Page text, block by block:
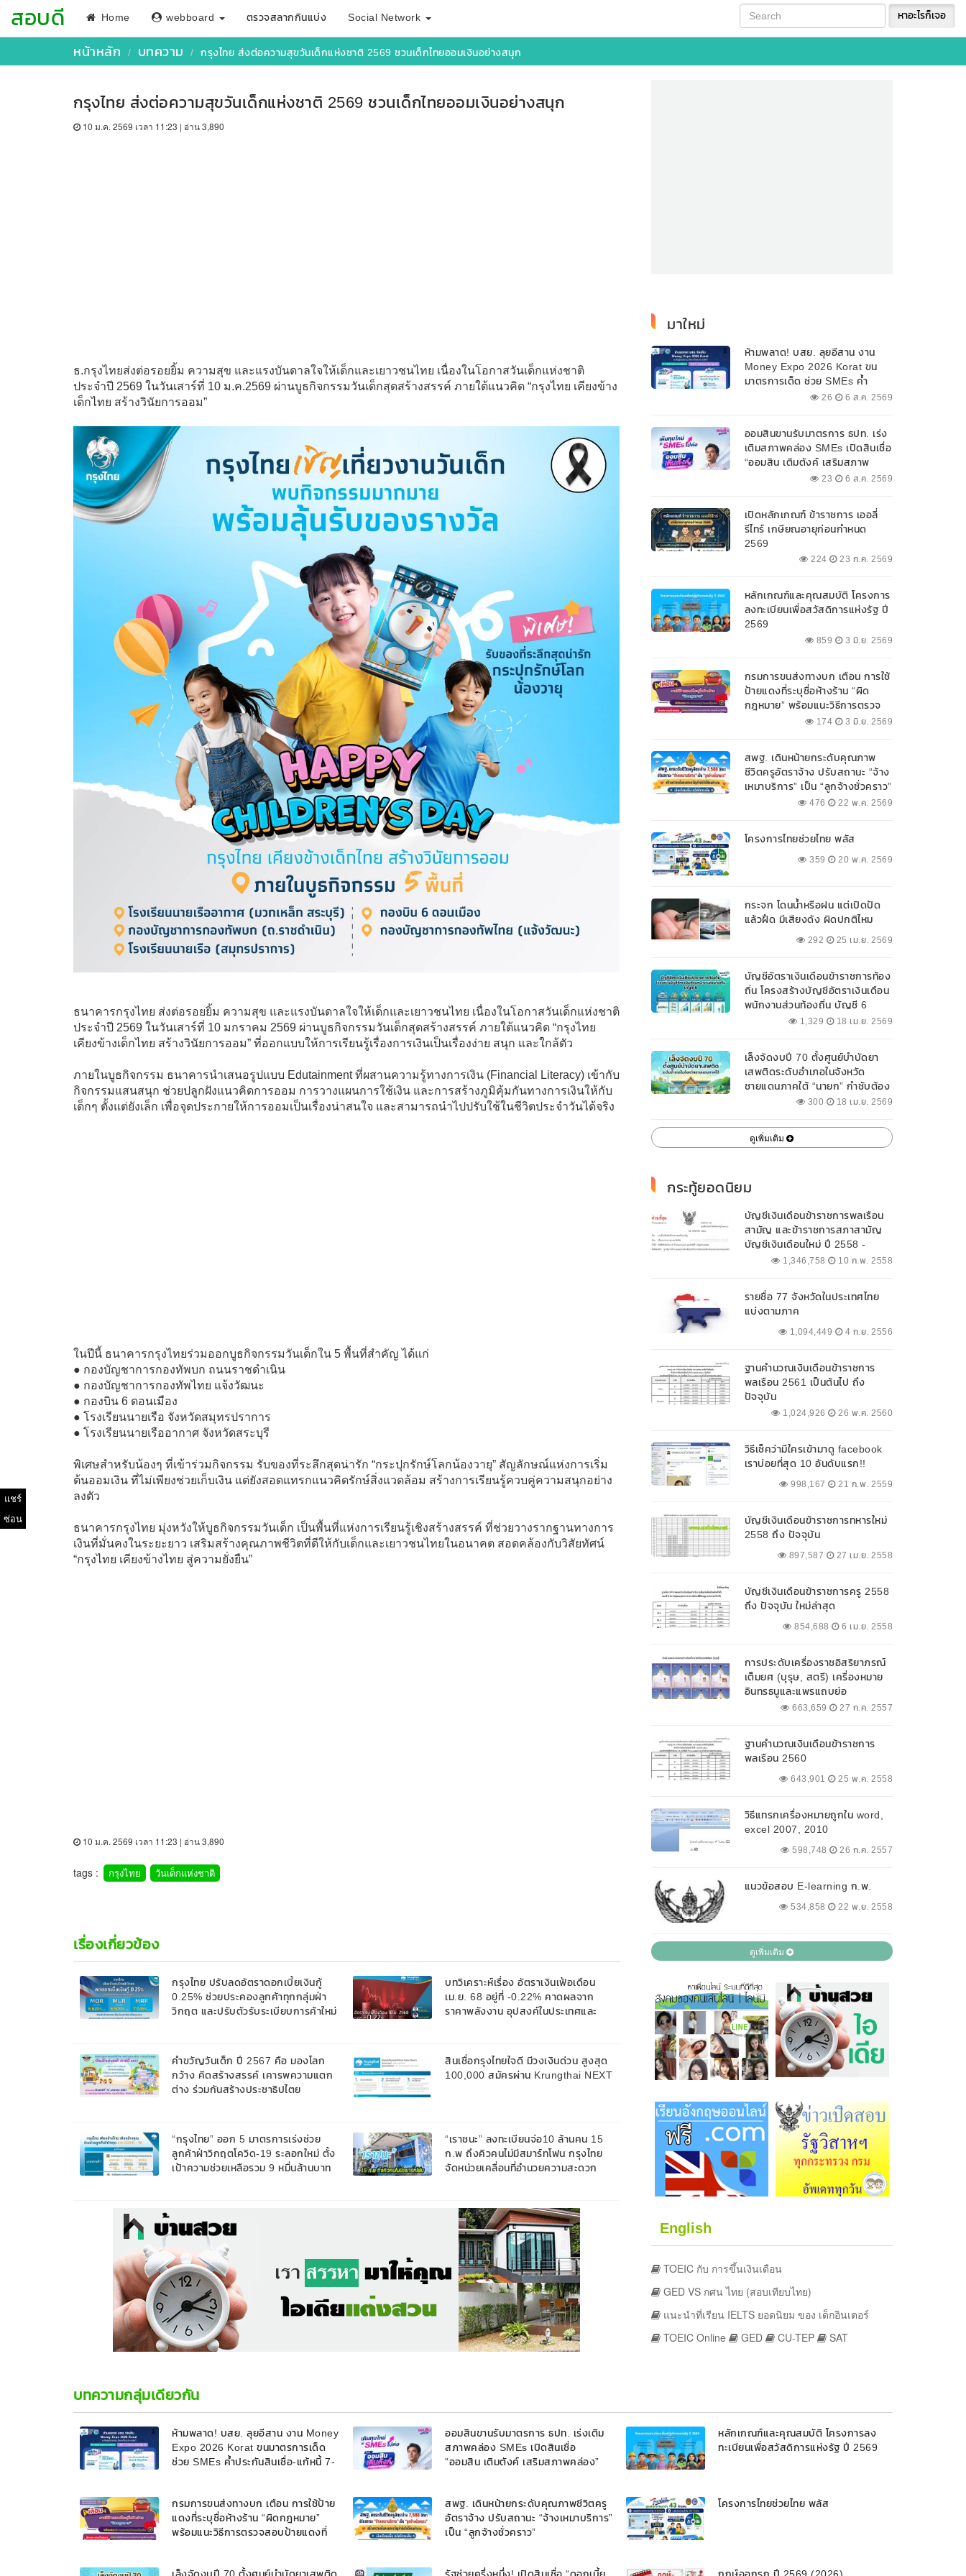
สอบดี Home webboard ตรวจสลากกินแบ่ง Social Network หาอะไรก็เจอ
หน้าหลัก บทความ กรุงไทย ส่งต่อความสุขวันเด็กแห่งชาติ 2569 ชวนเด็กไทยออมเงินอย่างสนุก
กรุงไทย ส่งต่อความสุขวันเด็กแห่งชาติ 2569 ชวนเด็กไทยออมเงินอย่างสนุก
10 ม.ค. 2569 เวลา 11:23 | อ่าน 3,890
ธ.กรุงไทยส่งต่อรอยยิ้ม ความสุข และแรงบันดาลใจให้เด็กและเยาวชนไทย เนื่องในโอกาสวันเด็กแห่งชาติ
ประจำปี 2569 ในวันเสาร์ที่ 10 ม.ค.2569 ผ่านบูธกิจกรรมวันเด็กสุดสร้างสรรค์ ภายใต้แนวคิด “กรุงไทย เคียงข้าง
เด็กไทย สร้างวินัยการออม”
ธนาคารกรุงไทย ส่งต่อรอยยิ้ม ความสุข และแรงบันดาลใจให้เด็กและเยาวชนไทย เนื่องในโอกาสวันเด็กแห่งชาติ
ประจำปี 2569 ในวันเสาร์ที่ 10 มกราคม 2569 ผ่านบูธกิจกรรมวันเด็กสุดสร้างสรรค์ ภายใต้แนวคิด “กรุงไทย
เคียงข้างเด็กไทย สร้างวินัยการออม” ที่ออกแบบให้การเรียนรู้เรื่องการเงินเป็นเรื่องง่าย สนุก และใกล้ตัว
ภายในบูธกิจกรรม ธนาคารนำเสนอรูปแบบ Edutainment ที่ผสานความรู้ทางการเงิน (Financial Literacy) เข้ากับ
กิจกรรมแสนสนุก ช่วยปลูกฝังแนวคิดการออม การวางแผนการใช้เงิน และการสร้างภูมิคุ้มกันทางการเงินให้กับ
เด็กๆ ตั้งแต่ยังเล็ก เพื่อจุดประกายให้การออมเป็นเรื่องน่าสนใจ และสามารถนำไปปรับใช้ในชีวิตประจำวันได้จริง
ในปีนี้ ธนาคารกรุงไทยร่วมออกบูธกิจกรรมวันเด็กใน 5 พื้นที่สำคัญ ได้แก่
● กองบัญชาการกองทัพบก ถนนราชดำเนิน
● กองบัญชาการกองทัพไทย แจ้งวัฒนะ
● กองบิน 6 ดอนเมือง
● โรงเรียนนายเรือ จังหวัดสมุทรปราการ
● โรงเรียนนายเรืออากาศ จังหวัดสระบุรี
พิเศษสำหรับน้องๆ ที่เข้าร่วมกิจกรรม รับของที่ระลึกสุดน่ารัก “กระปุกรักษ์โลกน้องวายุ” สัญลักษณ์แห่งการเริ่ม
ต้นออมเงิน ที่ไม่เพียงช่วยเก็บเงิน แต่ยังสอดแทรกแนวคิดรักษ์สิ่งแวดล้อม สร้างการเรียนรู้ควบคู่ความสนุกอย่าง
ลงตัว
ธนาคารกรุงไทย มุ่งหวังให้บูธกิจกรรมวันเด็ก เป็นพื้นที่แห่งการเรียนรู้เชิงสร้างสรรค์ ที่ช่วยวางรากฐานทางการ
เงินที่มั่นคงในระยะยาว เสริมสร้างคุณภาพชีวิตที่ดีให้กับเด็กและเยาวชนไทยในอนาคต สอดคล้องกับวิสัยทัศน์
“กรุงไทย เคียงข้างไทย สู่ความยั่งยืน”
10 ม.ค. 2569 เวลา 11:23 | อ่าน 3,890
tags : กรุงไทย วันเด็กแห่งชาติ
เรื่องเกี่ยวข้อง
กรุงไทย ปรับลดอัตราดอกเบี้ยเงินกู้
0.25% ช่วยประคองลูกค้าทุกกลุ่มฝ่า
วิกฤต และปรับตัวรับระเบียบการค้าใหม่
บทวิเคราะห์เรื่อง อัตราเงินเฟ้อเดือน
เม.ย. 68 อยู่ที่ -0.22% คาดผลจาก
ราคาพลังงาน อุปสงค์ในประเทศและ
คำขวัญวันเด็ก ปี 2567 คือ มองโลก
กว้าง คิดสร้างสรรค์ เคารพความแตก
ต่าง ร่วมกันสร้างประชาธิปไตย
สินเชื่อกรุงไทยใจดี มีวงเงินด่วน สูงสุด
100,000 สมัครผ่าน Krungthai NEXT
“กรุงไทย” ออก 5 มาตรการเร่งช่วย
ลูกค้าฝ่าวิกฤตโควิด-19 ระลอกใหม่ ตั้ง
เป้าความช่วยเหลือรวม 9 หมื่นล้านบาท
“เราชนะ” ลงทะเบียนจ่อ10 ล้านคน 15
ก.พ ถึงคิวคนไม่มีสมาร์ทโฟน กรุงไทย
จัดหน่วยเคลื่อนที่อำนวยความสะดวก
แชร์
ซ่อน
มาใหม่
ห้ามพลาด! บสย. ลุยอีสาน งาน
Money Expo 2026 Korat ขน
มาตรการเด็ด ช่วย SMEs ค้ำ
ประกันสินเชื่อ-แก้หนี้ 7-9 ส.ค. 69
26 6 ส.ค. 2569
ออมสินขานรับมาตรการ ธปท. เร่ง
เติมสภาพคล่อง SMEs เปิดสินเชื่อ
“ออมสิน เติมตังค์ เสริมสภาพ
คล่อง” วงเงินรวม 2,000
วงเงินกู้สูงสุด 100% ของหลัก
ประกัน ผ่อนนานสูงสุด 10 ปี
23 6 ส.ค. 2569
เปิดหลักเกณฑ์ ข้าราชการ เออลี่
รีไทร์ เกษียณอายุก่อนกำหนด
2569
224 23 ก.ค. 2569
หลักเกณฑ์และคุณสมบัติ โครงการ
ลงทะเบียนเพื่อสวัสดิการแห่งรัฐ ปี
2569
859 3 มิ.ย. 2569
กรมการขนส่งทางบก เตือน การใช้
ป้ายแดงที่ระบุชื่อห้างร้าน “ผิด
กฎหมาย” พร้อมแนะวิธีการตรวจ
สอบป้ายแดงที่ถูกต้อง
174 3 มิ.ย. 2569
สพฐ. เดินหน้ายกระดับคุณภาพ
ชีวิตครูอัตราจ้าง ปรับสถานะ “จ้าง
เหมาบริการ” เป็น “ลูกจ้างชั่วคราว”
476 22 พ.ค. 2569
โครงการไทยช่วยไทย พลัส
359 20 พ.ค. 2569
กระจก โดนน้ำหรือฝน แต่เปิดปัด
แล้วฝืด มีเสียงดัง ผิดปกติไหม
292 25 เม.ย. 2569
บัญชีอัตราเงินเดือนข้าราชการท้อง
ถิ่น โครงสร้างบัญชีอัตราเงินเดือน
พนักงานส่วนท้องถิ่น บัญชี 6
1,329 18 เม.ย. 2569
เล็งจัดงบปี 70 ตั้งศูนย์บำบัดยา
เสพติดระดับอำเภอในจังหวัด
ชายแดนภาคใต้ “นายก” กำชับต้อง
ออกแบบเฉพาะให้สอดคล้องกับ
300 18 เม.ย. 2569
ดูเพิ่มเติม
กระทู้ยอดนิยม
บัญชีเงินเดือนข้าราชการพลเรือน
สามัญ และข้าราชการสภาสามัญ
บัญชีเงินเดือนใหม่ ปี 2558 -
2562 ปัจจุบัน1,346,758 10 ก.พ. 2558
รายชื่อ 77 จังหวัดในประเทศไทย
แบ่งตามภาค
1,094,449 4 ก.ย. 2556
ฐานคำนวณเงินเดือนข้าราชการ
พลเรือน 2561 เป็นต้นไป ถึง
ปัจจุบัน
1,024,926 26 พ.ค. 2560
วิธีเช็คว่ามีใครเข้ามาดู facebook
เราบ่อยที่สุด 10 อันดับแรก!!
998,167 21 ก.พ. 2559
บัญชีเงินเดือนข้าราชการทหารใหม่
2558 ถึง ปัจจุบัน
897,587 27 เม.ย. 2558
บัญชีเงินเดือนข้าราชการครู 2558
ถึง ปัจจุบัน ใหม่ล่าสุด
854,688 6 เม.ย. 2558
การประดับเครื่องราชอิสริยาภรณ์
เต็มยศ (บุรุษ, สตรี) เครื่องหมาย
อินทรธนูและแพรแถบย่อ
663,659 27 ก.ค. 2557
ฐานคำนวณเงินเดือนข้าราชการ
พลเรือน 2560
643,901 25 พ.ค. 2558
วิธีแทรกเครื่องหมายถูกใน word,
excel 2007, 2010
598,748 26 ก.ค. 2557
แนวข้อสอบ E-learning ก.พ.
534,858 22 พ.ย. 2558
ดูเพิ่มเติม
English
TOEIC กับ การขึ้นเงินเดือน
GED VS กศน ไทย (สอบเทียบไทย)
แนะนำที่เรียน IELTS ยอดนิยม ของ เด็กอินเตอร์
TOEIC Online
GED CU-TEP SAT
บทความกลุ่มเดียวกัน
ห้ามพลาด! บสย. ลุยอีสาน งาน Money
Expo 2026 Korat ขนมาตรการเด็ด
ช่วย SMEs ค้ำประกันสินเชื่อ-แก้หนี้ 7-
ออมสินขานรับมาตรการ ธปท. เร่งเติม
สภาพคล่อง SMEs เปิดสินเชื่อ
“ออมสิน เติมตังค์ เสริมสภาพคล่อง”
หลักประกัน ผ่อนนานสูงสุด 10 ปี
หลักเกณฑ์และคุณสมบัติ โครงการลง
ทะเบียนเพื่อสวัสดิการแห่งรัฐ ปี 2569
กรมการขนส่งทางบก เตือน การใช้ป้าย
แดงที่ระบุชื่อห้างร้าน “ผิดกฎหมาย”
พร้อมแนะวิธีการตรวจสอบป้ายแดงที่
สพฐ. เดินหน้ายกระดับคุณภาพชีวิตครู
อัตราจ้าง ปรับสถานะ “จ้างเหมาบริการ”
เป็น “ลูกจ้างชั่วคราว”
โครงการไทยช่วยไทย พลัส